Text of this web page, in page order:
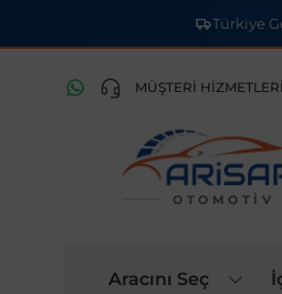
Türkiye
MÜŞTERİ HİZMETLERİ
OTOMOTIV
Aracını Seç